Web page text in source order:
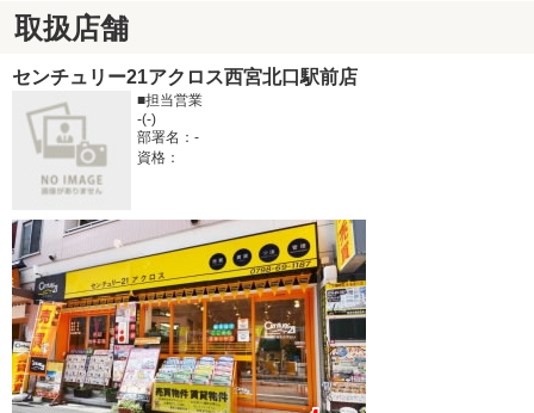
取扱店舗
センチュリー21アクロス西宮北口駅前店
■担当営業
-(-)
部署名：-
資格：